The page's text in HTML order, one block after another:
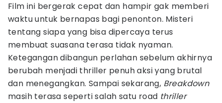
Film ini bergerak cepat dan hampir gak memberi
waktu untuk bernapas bagi penonton. Misteri
tentang siapa yang bisa dipercaya terus
membuat suasana terasa tidak nyaman.
Ketegangan dibangun perlahan sebelum akhirnya
berubah menjadi thriller penuh aksi yang brutal
dan menegangkan. Sampai sekarang, Breakdown
masih terasa seperti salah satu road thriller